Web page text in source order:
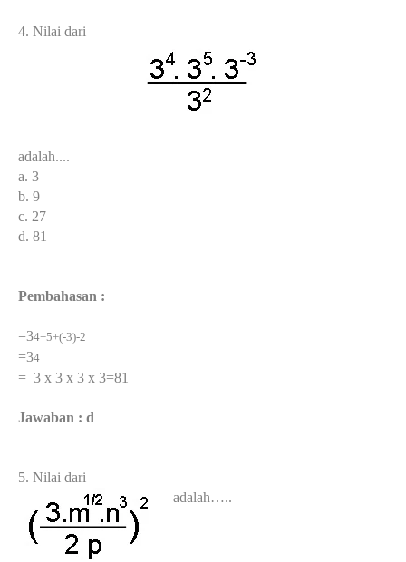
4. Nilai dari
adalah....
a. 3
b. 9
c. 27
d. 81
Pembahasan :
=34+5+(-3)-2
=34
= 3 x 3 x 3 x 3=81
Jawaban : d
5. Nilai dari
adalah…..